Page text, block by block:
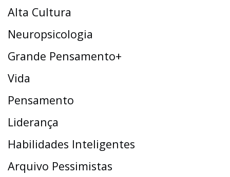
Alta Cultura
Neuropsicologia
Grande Pensamento+
Vida
Pensamento
Liderança
Habilidades Inteligentes
Arquivo Pessimistas